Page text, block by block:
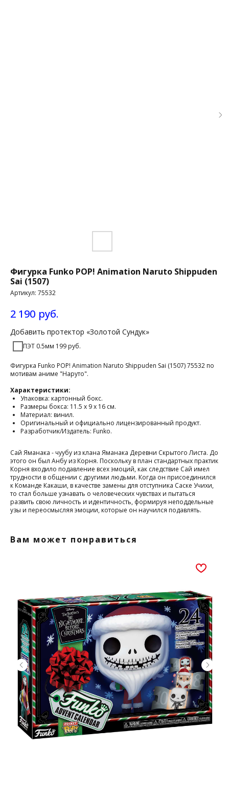
Фигурка Funko POP! Animation Naruto Shippuden
Sai (1507)
Артикул: 75532
2 190 руб.
Добавить протектор «Золотой Сундук»
ПЭТ 0.5мм 199 руб.
Фигурка Funko POP! Animation Naruto Shippuden Sai (1507) 75532 по
мотивам аниме "Наруто".
Характеристики:
Упаковка: картонный бокс.
Размеры бокса: 11.5 х 9 х 16 см.
Материал: винил.
Оригинальный и официально лицензированный продукт.
Разработчик/Издатель: Funko.
Сай Яманака - чуубу из клана Яманака Деревни Скрытого Листа. До
этого он был Анбу из Корня. Поскольку в план стандартных практик
Корня входило подавление всех эмоций, как следствие Сай имел
трудности в общении с другими людьми. Когда он присоединился
к Команде Какаши, в качестве замены для отступника Саске Учихи,
то стал больше узнавать о человеческих чувствах и пытаться
развить свою личность и идентичность, формируя неподдельные
узы и переосмысляя эмоции, которые он научился подавлять.
Вам может понравиться